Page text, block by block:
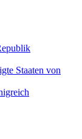
Staaten von